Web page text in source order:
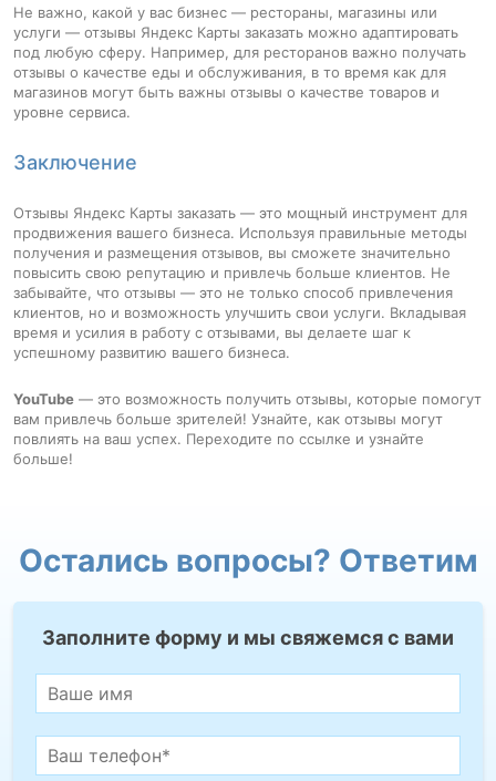
Не важно, какой у вас бизнес — рестораны, магазины или
услуги — отзывы Яндекс Карты заказать можно адаптировать
под любую сферу. Например, для ресторанов важно получать
отзывы о качестве еды и обслуживания, в то время как для
магазинов могут быть важны отзывы о качестве товаров и
уровне сервиса.
Заключение
Отзывы Яндекс Карты заказать — это мощный инструмент для
продвижения вашего бизнеса. Используя правильные методы
получения и размещения отзывов, вы сможете значительно
повысить свою репутацию и привлечь больше клиентов. Не
забывайте, что отзывы — это не только способ привлечения
клиентов, но и возможность улучшить свои услуги. Вкладывая
время и усилия в работу с отзывами, вы делаете шаг к
успешному развитию вашего бизнеса.
YouTube — это возможность получить отзывы, которые помогут
вам привлечь больше зрителей! Узнайте, как отзывы могут
повлиять на ваш успех. Переходите по ссылке и узнайте
больше!
Остались вопросы? Ответим
Заполните форму и мы свяжемся с вами